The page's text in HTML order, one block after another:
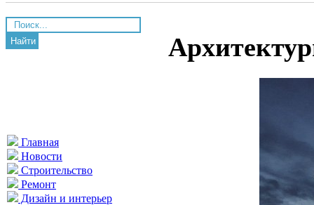
Найти
Главная
Новости
Строительство
Ремонт
Дизайн и интерьер